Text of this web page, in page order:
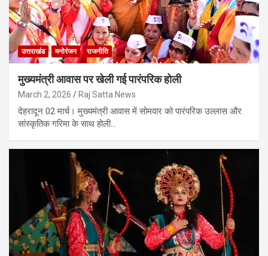
उत्तराखंड मनोरंजन राजनीति
मुख्यमंत्री आवास पर खेली गई पारंपरिक होली
March 2, 2026 Raj Satta News
देहरादून 02 मार्च। मुख्यमंत्री आवास में सोमवार को पारंपरिक उल्लास और
सांस्कृतिक गरिमा के साथ होली…